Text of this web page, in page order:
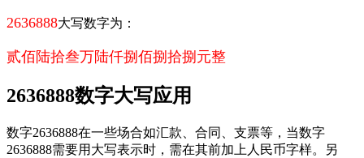
2636888大写数字为：
贰佰陆拾叁万陆仟捌佰捌拾捌元整
2636888数字大写应用
数字2636888在一些场合如汇款、合同、支票等，当数字
2636888需要用大写表示时，需在其前加上人民币字样。另